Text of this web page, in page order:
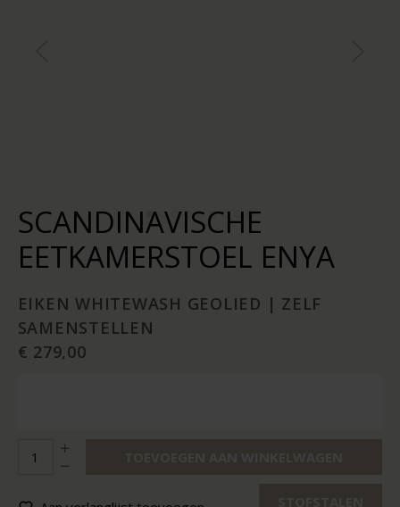
SCANDINAVISCHE
EETKAMERSTOEL ENYA
EIKEN WHITEWASH GEOLIED | ZELF
SAMENSTELLEN
€ 279,00